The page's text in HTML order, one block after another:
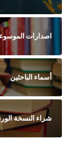
اصدارات
أسماء الباحثين
شراء النسخة